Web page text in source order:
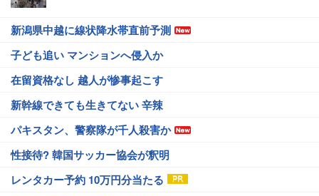
新潟県中越に線状降水帯直前予測
子ども追い マンションへ侵入か
在留資格なし 越人が惨事起こす
新幹線できても生きてない 辛辣
パキスタン、警察隊が千人殺害か
性接待? 韓国サッカー協会が釈明
レンタカー予約 10万円分当たる